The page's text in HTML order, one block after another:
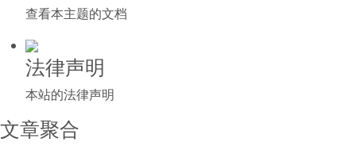
查看本主题的文档
法律声明
本站的法律声明
文章聚合